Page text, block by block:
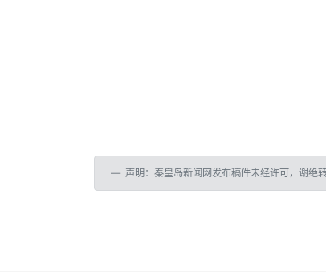
声明：秦皇岛新闻网发布稿件未经许可，谢绝